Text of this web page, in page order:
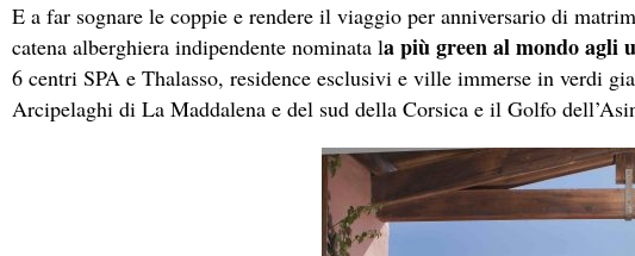
E a far sognare le coppie e rendere il viaggio per anniversario di
catena alberghiera indipendente nominata la più green al mondo agli
6 centri SPA e Thalasso, residence esclusivi e ville immerse in verdi
Arcipelaghi di La Maddalena e del sud della Corsica e il Golfo